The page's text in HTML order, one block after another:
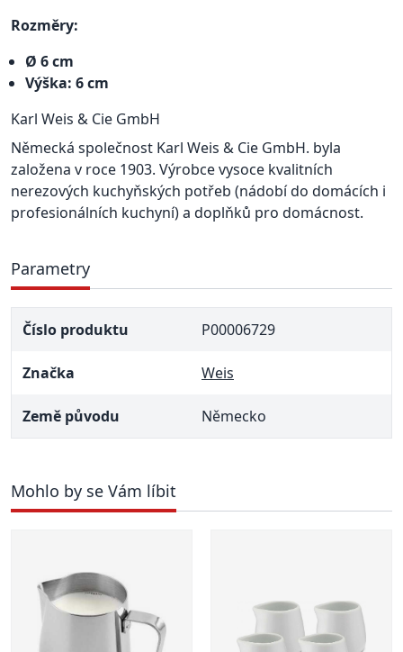
Rozměry:
Ø 6 cm
Výška: 6 cm
Karl Weis & Cie GmbH
Německá společnost Karl Weis & Cie GmbH. byla
založena v roce 1903. Výrobce vysoce kvalitních
nerezových kuchyňských potřeb (nádobí do domácích i
profesionálních kuchyní) a doplňků pro domácnost.
Parametry
Číslo produktu P00006729
Značka Weis
Země původu Německo
Mohlo by se Vám líbit